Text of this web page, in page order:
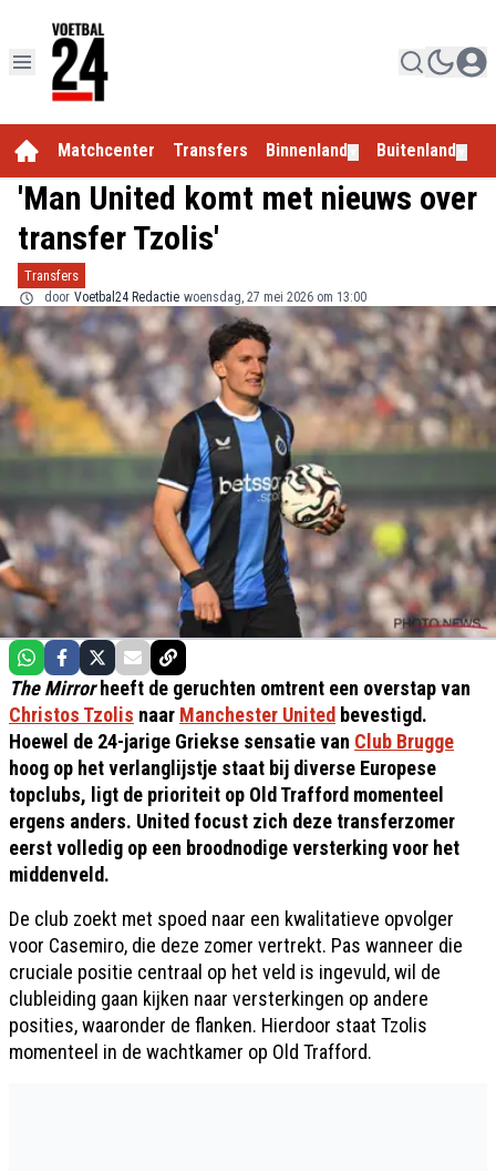
Matchcenter Transfers Binnenland Buitenland
'Man United komt met nieuws over
transfer Tzolis'
Transfers
door Voetbal24 Redactie woensdag, 27 mei 2026 om 13:00
The Mirrorheeft de geruchten omtrent een overstap van
Christos Tzolis naar Manchester United bevestigd.
Hoewel de 24-jarige Griekse sensatie van Club Brugge
hoog op het verlanglijstje staat bij diverse Europese
topclubs, ligt de prioriteit op Old Trafford momenteel
ergens anders. United focust zich deze transferzomer
eerst volledig op een broodnodige versterking voor het
middenveld.
De club zoekt met spoed naar een kwalitatieve opvolger
voor Casemiro, die deze zomer vertrekt. Pas wanneer die
cruciale positie centraal op het veld is ingevuld, wil de
clubleiding gaan kijken naar versterkingen op andere
posities, waaronder de flanken. Hierdoor staat Tzolis
momenteel in de wachtkamer op Old Trafford.